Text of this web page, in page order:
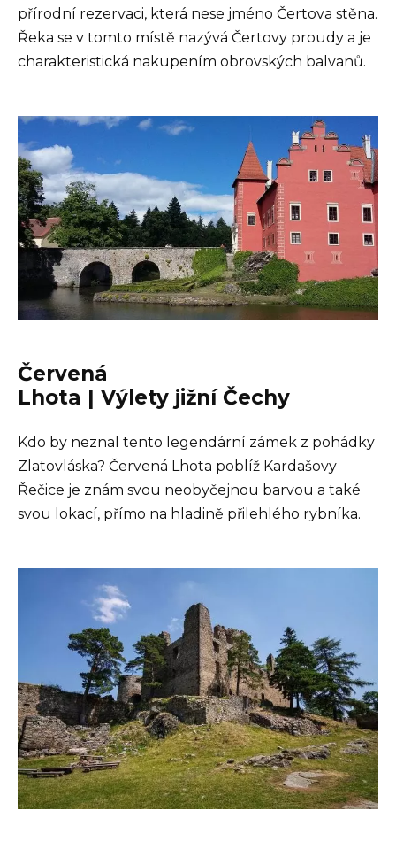
přírodní rezervaci, která nese jméno Čertova stěna.
Řeka se v tomto místě nazývá Čertovy proudy a je
charakteristická nakupením obrovských balvanů.
Červená
Lhota | Výlety jižní Čechy
Kdo by neznal tento legendární zámek z pohádky
Zlatovláska? Červená Lhota poblíž Kardašovy
Řečice je znám svou neobyčejnou barvou a také
svou lokací, přímo na hladině přilehlého rybníka.